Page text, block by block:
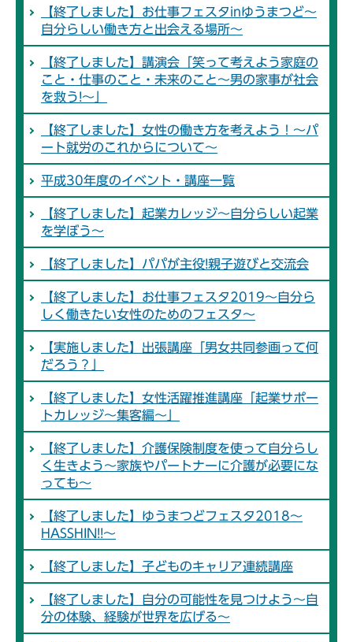
【終了しました】お仕事フェスタinゆうまつど～
自分らしい働き方と出会える場所～
【終了しました】講演会「笑って考えよう家庭の
こと・仕事のこと・未来のこと～男の家事が社会
を救う!～」
【終了しました】女性の働き方を考えよう！～パ
ート就労のこれからについて～
平成30年度のイベント・講座一覧
【終了しました】起業カレッジ～自分らしい起業
を学ぼう～
【終了しました】パパが主役!親子遊びと交流会
【終了しました】お仕事フェスタ2019～自分ら
しく働きたい女性のためのフェスタ～
【実施しました】出張講座「男女共同参画って何
だろう？」
【終了しました】女性活躍推進講座「起業サポー
トカレッジ～集客編～」
【終了しました】介護保険制度を使って自分らし
く生きよう～家族やパートナーに介護が必要にな
っても～
【終了しました】ゆうまつどフェスタ2018～
HASSHIN!!～
【終了しました】子どものキャリア連続講座
【終了しました】自分の可能性を見つけよう～自
分の体験、経験が世界を広げる～